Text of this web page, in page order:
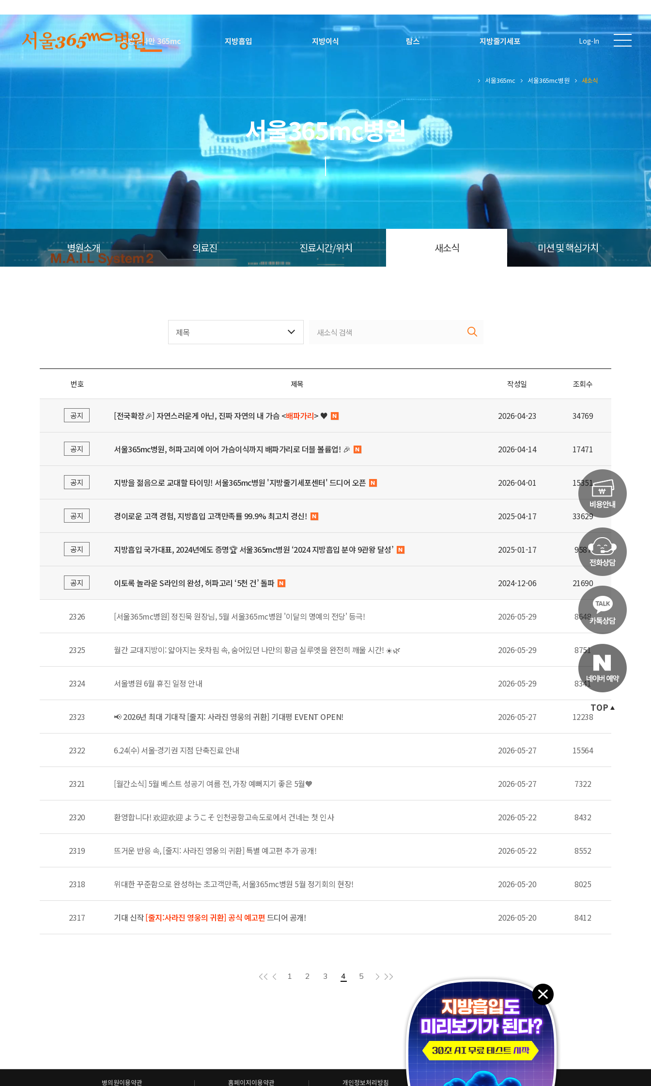
지방하나만 365mc 지방흡입 지방이식 람스 지방줄기세포 Log-In
서울365mc 서울365mc병원 새소식
서울365mc병원
병원소개 의료진 진료시간/위치 새소식 미션 및 핵심가치
번호 제목 작성일 조회수
공지 [전국확장🎉] 자연스러운게 아닌, 진짜 자연의 내 가슴 <배파가리> ♥ 2026-04-23 34769
공지 서울365mc병원, 허파고리에 이어 가슴이식까지 배파가리로 더블 볼륨업! 🎉 2026-04-14 17471
공지 지방을 젊음으로 교대할 타이밍! 서울365mc병원 '지방줄기세포센터' 드디어 오픈 2026-04-01 15351
공지 경이로운 고객 경험, 지방흡입 고객만족률 99.9% 최고치 경신! 2025-04-17 33629
공지 지방흡입 국가대표, 2024년에도 증명🏆 서울365mc병원 ‘2024 지방흡입 분야 9관왕 달성’ 2025-01-17 9587
공지 이토록 놀라운 S라인의 완성, 허파고리 ‘5천 건’ 돌파 2024-12-06 21690
2326 [서울365mc병원] 정진묵 원장님, 5월 서울365mc병원 '이달의 명예의 전당' 등극! 2026-05-29 8648
2325 월간 교대지방이: 얇아지는 옷차림 속, 숨어있던 나만의 황금 실루엣을 완전히 깨울 시간! ☀️🌿 2026-05-29 8751
2324 서울병원 6월 휴진 일정 안내 2026-05-29 8341
2323 📢 2026년 최대 기대작 [줄지: 사라진 영웅의 귀환] 기대평 EVENT OPEN! 2026-05-27 12238
2322 6.24(수) 서울·경기권 지점 단축진료 안내 2026-05-27 15564
2321 [월간소식] 5월 베스트 성공기 여름 전, 가장 예뻐지기 좋은 5월🧡 2026-05-27 7322
2320 환영합니다! 欢迎欢迎 ようこそ 인천공항고속도로에서 건네는 첫 인사 2026-05-22 8432
2319 뜨거운 반응 속, [줄지: 사라진 영웅의 귀환] 특별 예고편 추가 공개! 2026-05-22 8552
2318 위대한 꾸준함으로 완성하는 초고객만족, 서울365mc병원 5월 정기회의 현장! 2026-05-20 8025
2317 기대 신작[줄지:사라진 영웅의 귀환] 공식 예고편 드디어 공개! 2026-05-20 8412
1 2 3 4 5
TOP
병의원이용약관 홈페이지이용약관 개인정보처리방침 패밀리 사이트